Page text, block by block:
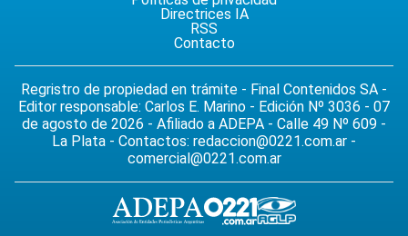
Directrices IA
RSS
Contacto
Regristro de propiedad en trámite - Final Contenidos SA -
Editor responsable: Carlos E. Marino - Edición Nº 3036 - 07
de agosto de 2026 - Afiliado a ADEPA - Calle 49 Nº 609 -
La Plata - Contactos: redaccion@0221.com.ar -
comercial@0221.com.ar